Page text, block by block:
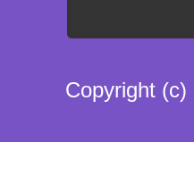
Copyright (c)